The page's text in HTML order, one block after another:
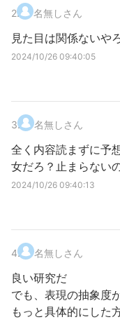
2. 名無しさん
見た目は関係ないや
2024/10/26 09:40:05
3. 名無しさん
全く内容読まずに予
女だろ？止まらない
2024/10/26 09:40:13
4. 名無しさん
良い研究だ
でも、表現の抽象度
もっと具体的にした